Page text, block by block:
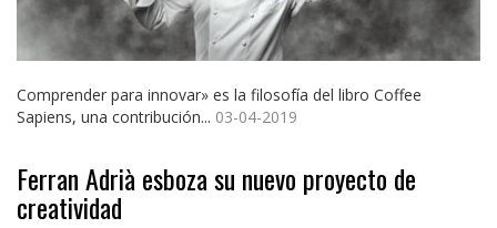
Comprender para innovar» es la filosofía del libro Coffee
Sapiens, una contribución... 03-04-2019
Ferran Adrià esboza su nuevo proyecto de
creatividad